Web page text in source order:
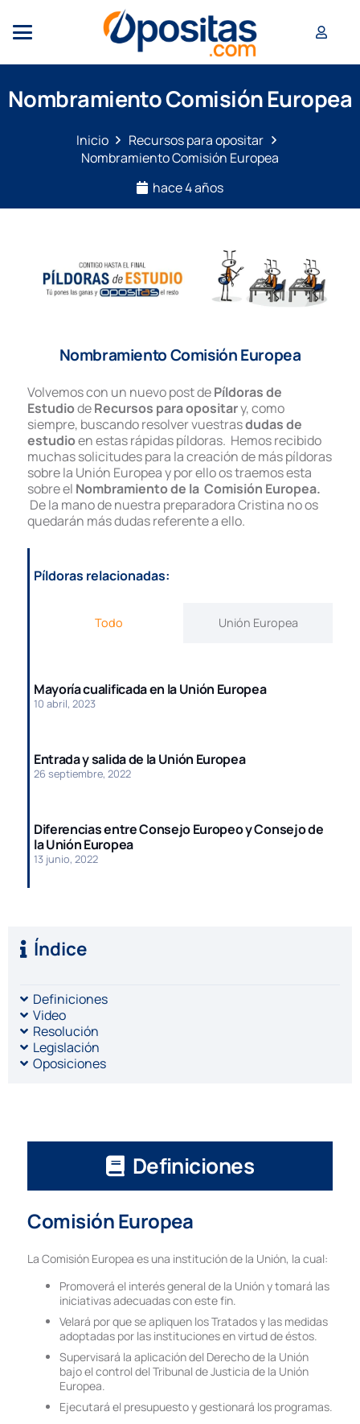
Nombramiento Comisión Europea
Inicio
Recursos para opositar
Nombramiento Comisión Europea
hace 4 años
Nombramiento Comisión Europea
Volvemos con un nuevo post dePíldoras de
EstudiodeRecursos para opositary, como
siempre, buscando resolver vuestrasdudas de
estudioen estas rápidas píldoras. Hemos recibido
muchas solicitudes para la creación de más píldoras
sobre la Unión Europea y por ello os traemos esta
sobre el Nombramiento de la Comisión Europea.
De la mano de nuestra preparadora Cristina no os
quedarán más dudas referente a ello.
Píldoras relacionadas:
Todo Unión Europea
Mayoría cualificada en la Unión Europea
10 abril, 2023
Entrada y salida de la Unión Europea
26 septiembre, 2022
Diferencias entre Consejo Europeo y Consejo de
la Unión Europea
13 junio, 2022
Índice
Definiciones
Video
Resolución
Legislación
Oposiciones
Definiciones
Comisión Europea
La Comisión Europea es una institución de la Unión, la cual:
Promoverá el interés general de la Unión y tomará las
iniciativas adecuadas con este fin.
Velará por que se apliquen los Tratados y las medidas
adoptadas por las instituciones en virtud de éstos.
Supervisará la aplicación del Derecho de la Unión
bajo el control del Tribunal de Justicia de la Unión
Europea.
Ejecutará el presupuesto y gestionará los programas.